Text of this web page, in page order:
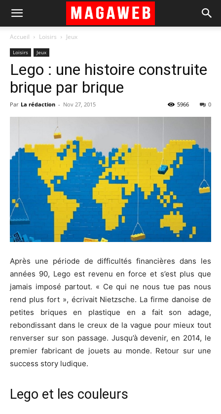
Accueil Loisirs Jeux
Loisirs Jeux
Lego : une histoire construite
brique par brique
Par La rédaction - Nov 27, 2015 0
5966
Après une période de difficultés financières dans les
années 90, Lego est revenu en force et s’est plus que
jamais imposé partout. « Ce qui ne nous tue pas nous
rend plus fort », écrivait Nietzsche. La firme danoise de
petites briques en plastique en a fait son adage,
rebondissant dans le creux de la vague pour mieux tout
renverser sur son passage. Jusqu’à devenir, en 2014, le
premier fabricant de jouets au monde. Retour sur une
success story ludique.
Lego et les couleurs